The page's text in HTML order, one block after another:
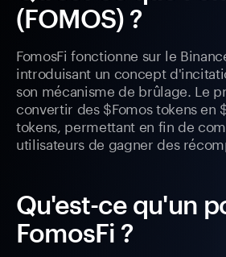
(FOMOS) ?
FomosFi fonctionne sur le
introduisant un concept
son mécanisme de brûlage. Le
convertir des $Fomos tokens en
tokens, permettant en fin de
utilisateurs de gagner des
Qu'est-ce qu'un
FomosFi ?